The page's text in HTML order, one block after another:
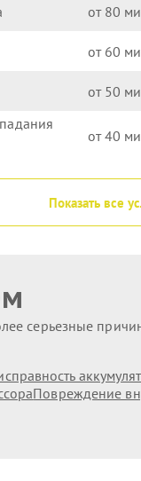
80
60
50
40
Показать все
серьезные
Повреждение